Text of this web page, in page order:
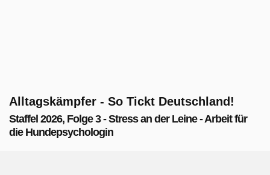
Alltagskämpfer - So Tickt Deutschland!
Staffel 2026, Folge 3 - Stress an der Leine - Arbeit für
die Hundepsychologin